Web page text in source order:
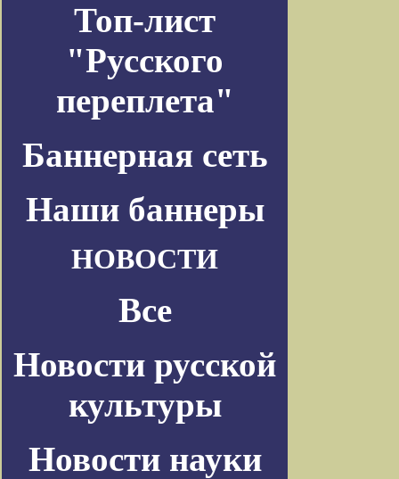
Топ-лист
"Русского
переплета"
Баннерная сеть
Наши баннеры
НОВОСТИ
Все
Новости русской
культуры
Новости науки